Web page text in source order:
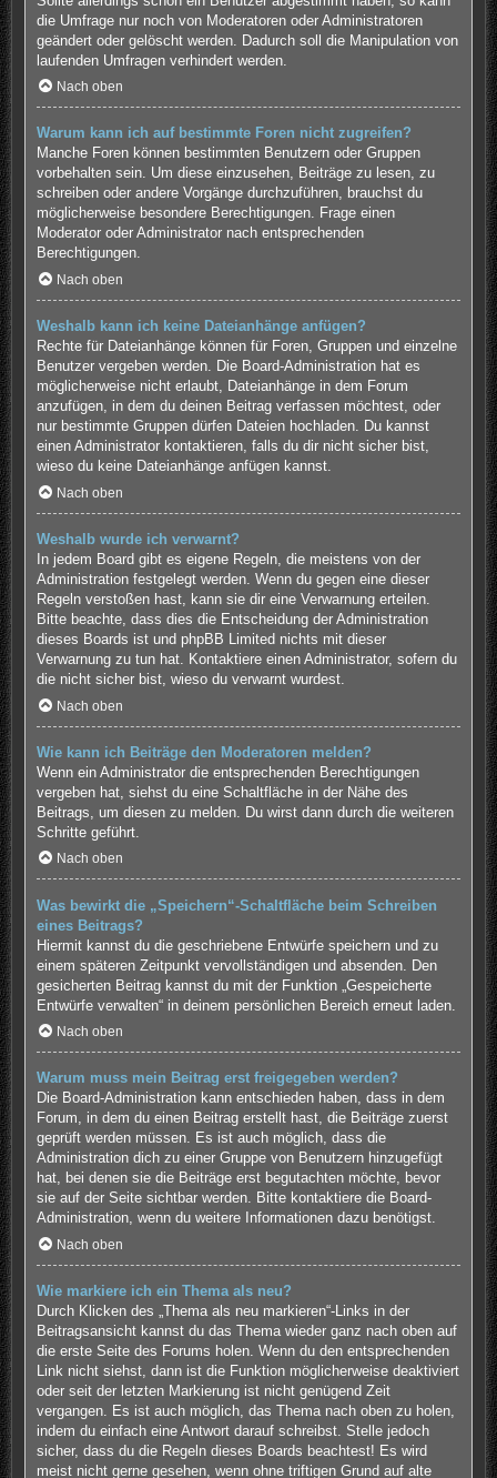
die Umfrage nur noch von Moderatoren oder Administratoren
geändert oder gelöscht werden. Dadurch soll die Manipulation von
laufenden Umfragen verhindert werden.
Nach oben
Warum kann ich auf bestimmte Foren nicht zugreifen?
Manche Foren können bestimmten Benutzern oder Gruppen
vorbehalten sein. Um diese einzusehen, Beiträge zu lesen, zu
schreiben oder andere Vorgänge durchzuführen, brauchst du
möglicherweise besondere Berechtigungen. Frage einen
Moderator oder Administrator nach entsprechenden
Berechtigungen.
Nach oben
Weshalb kann ich keine Dateianhänge anfügen?
Rechte für Dateianhänge können für Foren, Gruppen und einzelne
Benutzer vergeben werden. Die Board-Administration hat es
möglicherweise nicht erlaubt, Dateianhänge in dem Forum
anzufügen, in dem du deinen Beitrag verfassen möchtest, oder
nur bestimmte Gruppen dürfen Dateien hochladen. Du kannst
einen Administrator kontaktieren, falls du dir nicht sicher bist,
wieso du keine Dateianhänge anfügen kannst.
Nach oben
Weshalb wurde ich verwarnt?
In jedem Board gibt es eigene Regeln, die meistens von der
Administration festgelegt werden. Wenn du gegen eine dieser
Regeln verstoßen hast, kann sie dir eine Verwarnung erteilen.
Bitte beachte, dass dies die Entscheidung der Administration
dieses Boards ist und phpBB Limited nichts mit dieser
Verwarnung zu tun hat. Kontaktiere einen Administrator, sofern du
die nicht sicher bist, wieso du verwarnt wurdest.
Nach oben
Wie kann ich Beiträge den Moderatoren melden?
Wenn ein Administrator die entsprechenden Berechtigungen
vergeben hat, siehst du eine Schaltfläche in der Nähe des
Beitrags, um diesen zu melden. Du wirst dann durch die weiteren
Schritte geführt.
Nach oben
Was bewirkt die „Speichern“-Schaltfläche beim Schreiben
eines Beitrags?
Hiermit kannst du die geschriebene Entwürfe speichern und zu
einem späteren Zeitpunkt vervollständigen und absenden. Den
gesicherten Beitrag kannst du mit der Funktion „Gespeicherte
Entwürfe verwalten“ in deinem persönlichen Bereich erneut laden.
Nach oben
Warum muss mein Beitrag erst freigegeben werden?
Die Board-Administration kann entschieden haben, dass in dem
Forum, in dem du einen Beitrag erstellt hast, die Beiträge zuerst
geprüft werden müssen. Es ist auch möglich, dass die
Administration dich zu einer Gruppe von Benutzern hinzugefügt
hat, bei denen sie die Beiträge erst begutachten möchte, bevor
sie auf der Seite sichtbar werden. Bitte kontaktiere die Board-
Administration, wenn du weitere Informationen dazu benötigst.
Nach oben
Wie markiere ich ein Thema als neu?
Durch Klicken des „Thema als neu markieren“-Links in der
Beitragsansicht kannst du das Thema wieder ganz nach oben auf
die erste Seite des Forums holen. Wenn du den entsprechenden
Link nicht siehst, dann ist die Funktion möglicherweise deaktiviert
oder seit der letzten Markierung ist nicht genügend Zeit
vergangen. Es ist auch möglich, das Thema nach oben zu holen,
indem du einfach eine Antwort darauf schreibst. Stelle jedoch
sicher, dass du die Regeln dieses Boards beachtest! Es wird
meist nicht gerne gesehen, wenn ohne triftigen Grund auf alte